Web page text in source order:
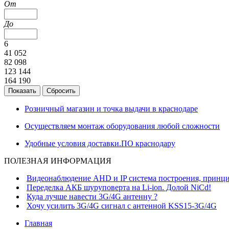
От
До
6
41 052
82 098
123 144
164 190
Розничный магазин и точка выдачи в краснодаре
Осуществляем монтаж оборудования любой сложности
Удобные условия доставки.ПО краснодару
ПОЛЕЗНАЯ ИНФОРМАЦИЯ
Видеонаблюдение AHD и IP система построения,
Переделка АКБ шуруповерта на Li-ion. Долой NiCd!
Куда лучше навести 3G/4G антенну ?
Хочу усилить 3G/4G сигнал с антенной KSS15-3G/4G
Главная